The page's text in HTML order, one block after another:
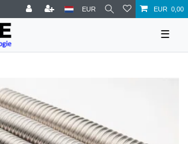
EUR EUR 0,00
☰